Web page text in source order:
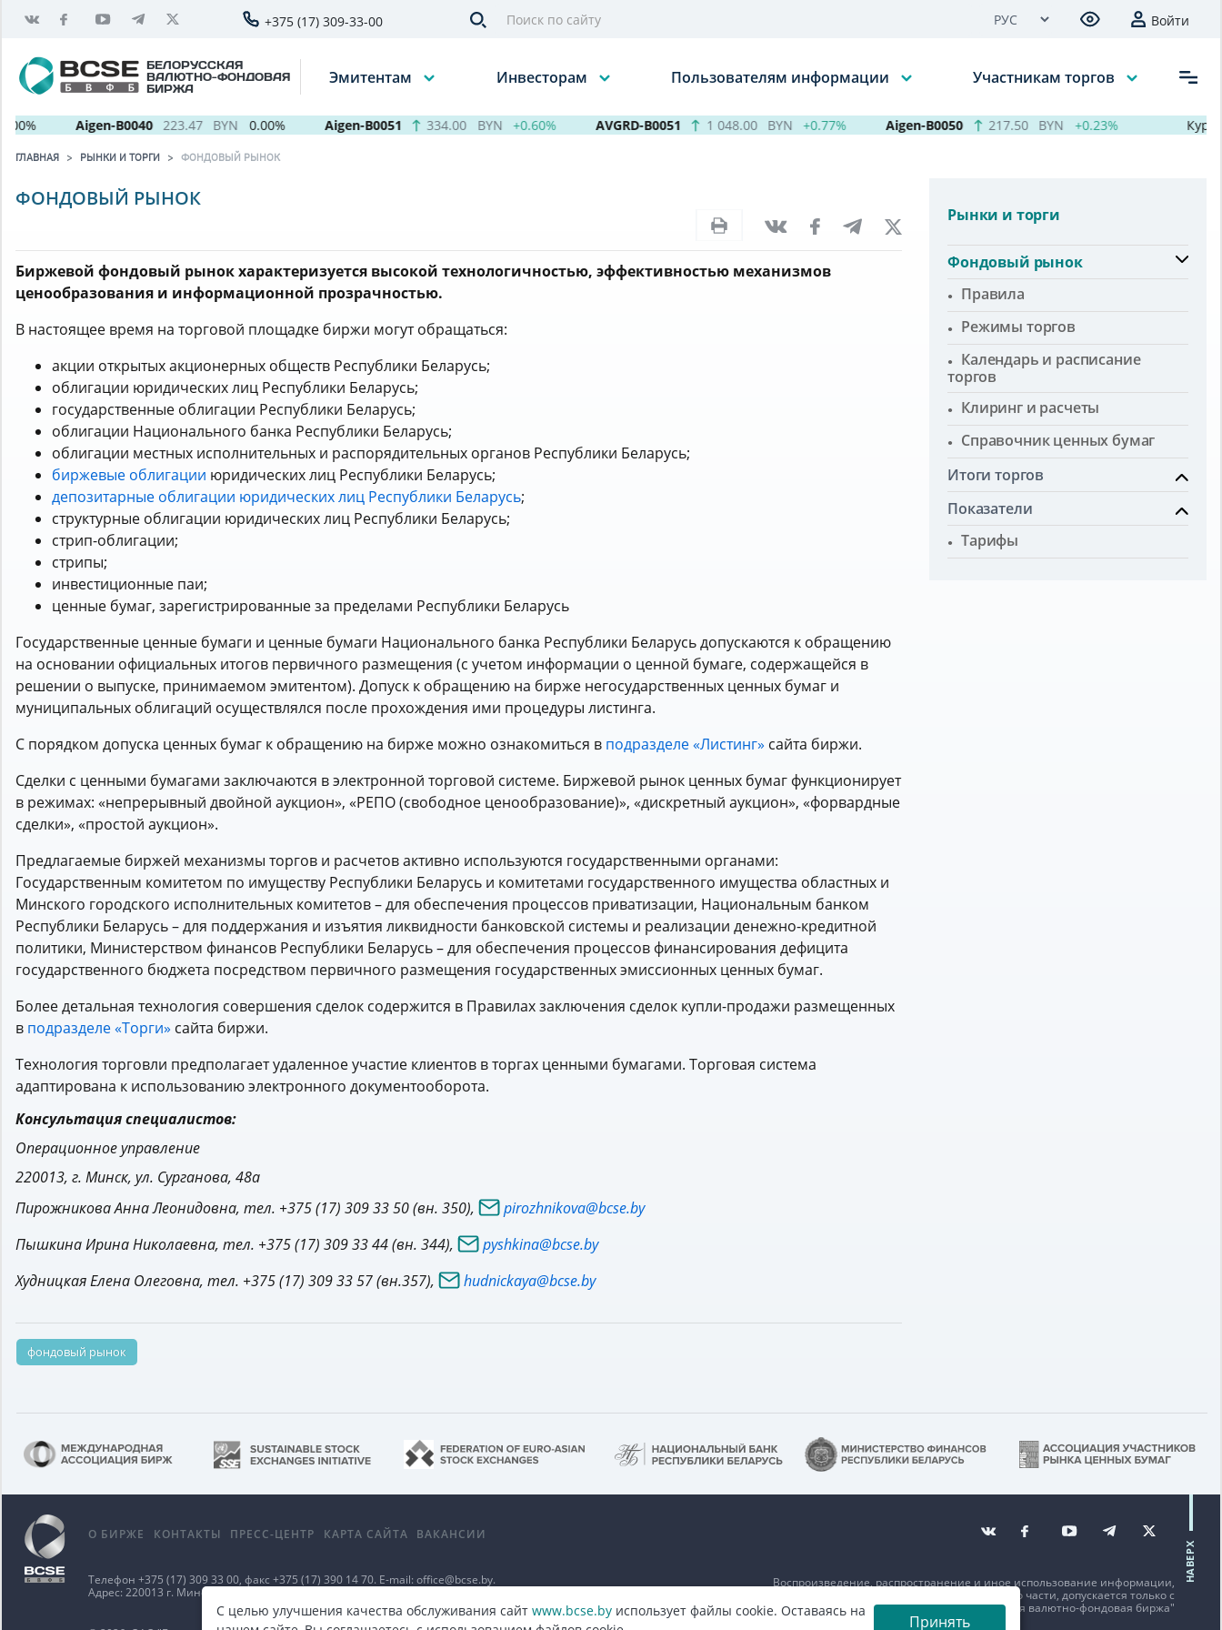
+375 (17) 309-33-00 Войти
БЕЛОРУССКАЯ
ВАЛЮТНО-ФОНДОВАЯ
БИРЖА
Эмитентам Инвесторам Пользователям информации Участникам торгов
Aigen-B0040 223.47 BYN 0.00% Aigen-B0051 334.00 BYN +0.60% AVGRD-B0051 1 048.00 BYN +0.77% Aigen-B0050 217.50 BYN +0.23% Курсы
ГЛАВНАЯ РЫНКИ И ТОРГИ ФОНДОВЫЙ РЫНОК
ФОНДОВЫЙ РЫНОК
Биржевой фондовый рынок характеризуется высокой технологичностью, эффективностью механизмов
ценообразования и информационной прозрачностью.
В настоящее время на торговой площадке биржи могут обращаться:
акции открытых акционерных обществ Республики Беларусь;
облигации юридических лиц Республики Беларусь;
государственные облигации Республики Беларусь;
облигации Национального банка Республики Беларусь;
облигации местных исполнительных и распорядительных органов Республики Беларусь;
биржевые облигации юридических лиц Республики Беларусь;
депозитарные облигации юридических лиц Республики Беларусь;
структурные облигации юридических лиц Республики Беларусь;
стрип-облигации;
стрипы;
инвестиционные паи;
ценные бумаг, зарегистрированные за пределами Республики Беларусь
Государственные ценные бумаги и ценные бумаги Национального банка Республики Беларусь допускаются к обращению
на основании официальных итогов первичного размещения (с учетом информации о ценной бумаге, содержащейся в
решении о выпуске, принимаемом эмитентом). Допуск к обращению на бирже негосударственных ценных бумаг и
муниципальных облигаций осуществлялся после прохождения ими процедуры листинга.
С порядком допуска ценных бумаг к обращению на бирже можно ознакомиться в подразделе «Листинг» сайта биржи.
Сделки с ценными бумагами заключаются в электронной торговой системе. Биржевой рынок ценных бумаг функционирует
в режимах: «непрерывный двойной аукцион», «РЕПО (свободное ценообразование)», «дискретный аукцион», «форвардные
сделки», «простой аукцион».
Предлагаемые биржей механизмы торгов и расчетов активно используются государственными органами:
Государственным комитетом по имуществу Республики Беларусь и комитетами государственного имущества областных и
Минского городского исполнительных комитетов – для обеспечения процессов приватизации, Национальным банком
Республики Беларусь – для поддержания и изъятия ликвидности банковской системы и реализации денежно-кредитной
политики, Министерством финансов Республики Беларусь – для обеспечения процессов финансирования дефицита
государственного бюджета посредством первичного размещения государственных эмиссионных ценных бумаг.
Более детальная технология совершения сделок содержится в Правилах заключения сделок купли-продажи размещенных
в подразделе «Торги» сайта биржи.
Технология торговли предполагает удаленное участие клиентов в торгах ценными бумагами. Торговая система
адаптирована к использованию электронного документооборота.
Консультация специалистов:
Операционное управление
220013, г. Минск, ул. Сурганова, 48а
Пирожникова Анна Леонидовна, тел. +375 (17) 309 33 50 (вн. 350),
pirozhnikova@bcse.by
Пышкина Ирина Николаевна, тел. +375 (17) 309 33 44 (вн. 344),
pyshkina@bcse.by
Худницкая Елена Олеговна, тел. +375 (17) 309 33 57 (вн.357),
hudnickaya@bcse.by
фондовый рынок
Рынки и торги
Фондовый рынок
Правила
Режимы торгов
Календарь и расписание
торгов
Клиринг и расчеты
Справочник ценных бумаг
Итоги торгов
Показатели
Тарифы
О БИРЖЕ КОНТАКТЫ ПРЕСС-ЦЕНТР КАРТА САЙТА ВАКАНСИИ
Телефон +375 (17) 309 33 00, факс +375 (17) 390 14 70. E-mail: office@bcse.by.
Адрес: 220013 г. Минск ул. Сурганова д. 48а.
Воспроизведение, распространение и иное использование информации,
размещенной на данном веб-сайте или его части, допускается только с
письменного согласия ОАО "Белорусская валютно-фондовая биржа"
НАВЕРХ
С целью улучшения качества обслуживания сайт www.bcse.by использует файлы cookie. Оставаясь на
Принять